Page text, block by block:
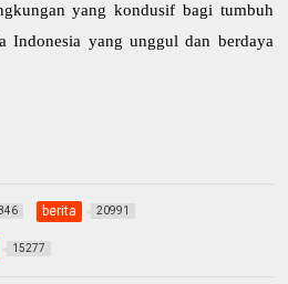
yang kondusif bagi tumbuh
Indonesia yang unggul dan berdaya
berita 20991
15277